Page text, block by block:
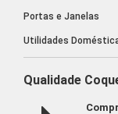
Portas e Janelas
Utilidades
Qualidade